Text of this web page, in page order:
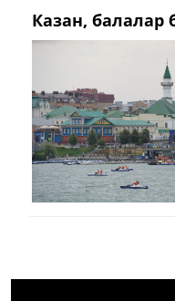
Казан, балалар